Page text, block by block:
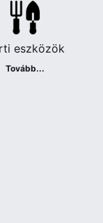
eszközök
Tovább...